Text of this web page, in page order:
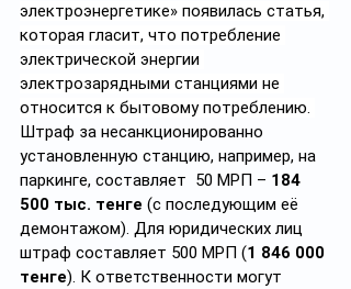
электроэнергетике» появилась статья,
которая гласит, что потребление
электрической энергии
электрозарядными станциями не
относится к бытовому потреблению.
Штраф за несанкционированно
установленную станцию, например, на
паркинге, составляет  50 МРП – 184
500 тыс. тенге (с последующим её
демонтажом). Для юридических лиц
штраф составляет 500 МРП (1 846 000
тенге). К ответственности могут